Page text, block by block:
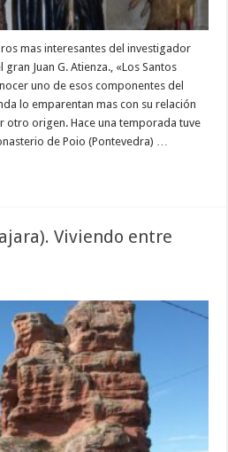
mas interesantes del investigador
Juan G. Atienza., «Los Santos
uno de esos componentes del
lo emparentan mas con su relación
otro origen. Hace una temporada tuve
de Poio (Pontevedra) …
Viviendo entre